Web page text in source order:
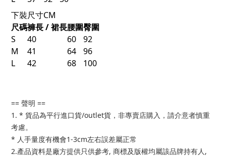
下裝尺寸CM
尺碼褲長 / 裙長腰圍臀圍
S
40 60
92
M
41 64
96
L
42 68 100
== 聲明 ==
1. * 貨品為平行進口貨/outlet貨，非專賣店購入，請介意者慎重
考慮。
* 人手量度有機會1-3cm左右誤差屬正常
2.產品資料是廠方提供只供參考, 商標及版權均屬該品牌持有人,